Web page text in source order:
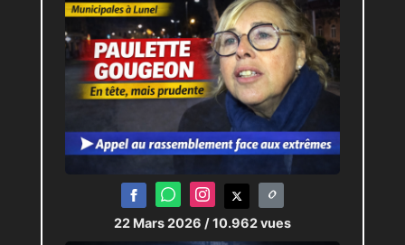
22 Mars 2026 / 10.962 vues